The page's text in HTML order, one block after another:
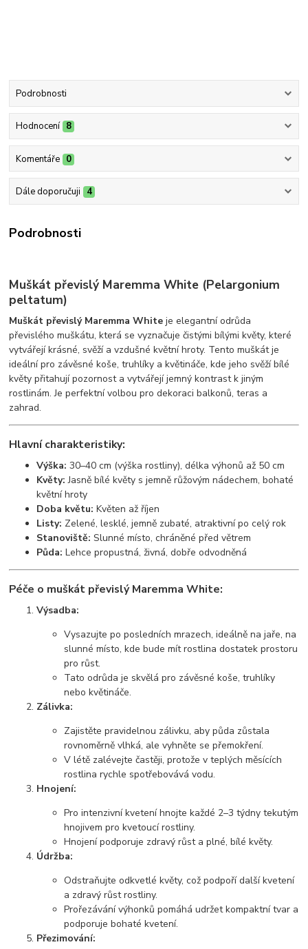
Podrobnosti
Hodnocení 8
Komentáře 0
Dále doporučuji 4
Podrobnosti
Muškát převislý Maremma White (Pelargonium
peltatum)
Muškát převislý Maremma White je elegantní odrůda
převislého muškátu, která se vyznačuje čistými bílými květy, které
vytvářejí krásné, svěží a vzdušné květní hroty. Tento muškát je
ideální pro závěsné koše, truhlíky a květináče, kde jeho svěží bílé
květy přitahují pozornost a vytvářejí jemný kontrast k jiným
rostlinám. Je perfektní volbou pro dekoraci balkonů, teras a
zahrad.
Hlavní charakteristiky:
Výška: 30–40 cm (výška rostliny), délka výhonů až 50 cm
Květy: Jasně bílé květy s jemně růžovým nádechem, bohaté
květní hroty
Doba květu: Květen až říjen
Listy: Zelené, lesklé, jemně zubaté, atraktivní po celý rok
Stanoviště: Slunné místo, chráněné před větrem
Půda: Lehce propustná, živná, dobře odvodněná
Péče o muškát převislý Maremma White:
Výsadba:
Vysazujte po posledních mrazech, ideálně na jaře, na
slunné místo, kde bude mít rostlina dostatek prostoru
pro růst.
Tato odrůda je skvělá pro závěsné koše, truhlíky
nebo květináče.
Zálivka:
Zajistěte pravidelnou zálivku, aby půda zůstala
rovnoměrně vlhká, ale vyhněte se přemokření.
V létě zalévejte častěji, protože v teplých měsících
rostlina rychle spotřebovává vodu.
Hnojení:
Pro intenzivní kvetení hnojte každé 2–3 týdny tekutým
hnojivem pro kvetoucí rostliny.
Hnojení podporuje zdravý růst a plné, bílé květy.
Údržba:
Odstraňujte odkvetlé květy, což podpoří další kvetení
a zdravý růst rostliny.
Prořezávání výhonků pomáhá udržet kompaktní tvar a
podporuje bohaté kvetení.
Přezimování: